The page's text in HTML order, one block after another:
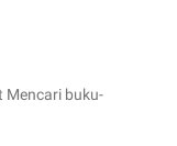
Mencari buku-